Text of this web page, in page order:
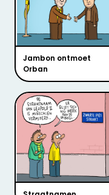
Jambon ontmoet
Orban